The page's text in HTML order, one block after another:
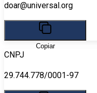
doar@universal.org
Copiar
CNPJ
29.744.778/0001-97